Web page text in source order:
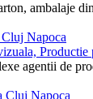
ambalaje
Napoca
agentii de
Cluj Napoca